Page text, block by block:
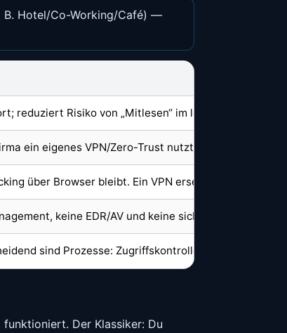
B. Hotel/Co-Working/Café) —
reduziert Risiko von „Mitlesen“ im lokalen Netz.
ein eigenes VPN/Zero-Trust nutzt. Private VPNs
über Browser bleibt. Ein VPN ersetzt keine
keine EDR/AV und keine sicheren Workflows.
sind Prozesse: Zugriffskontrolle,
Der Klassiker: Du